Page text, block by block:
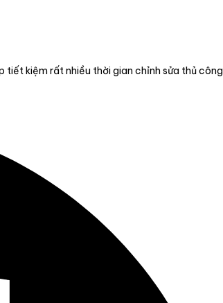
kiệm rất nhiều thời gian chỉnh sửa thủ công